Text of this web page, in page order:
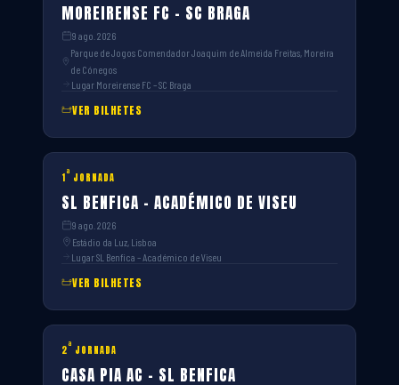
MOREIRENSE FC – SC BRAGA
9 ago. 2026
Parque de Jogos Comendador Joaquim de Almeida Freitas, Moreira
de Cónegos
Lugar Moreirense FC – SC Braga
VER BILHETES
1ª JORNADA
SL BENFICA – ACADÉMICO DE VISEU
9 ago. 2026
Estádio da Luz, Lisboa
Lugar SL Benfica – Académico de Viseu
VER BILHETES
2ª JORNADA
CASA PIA AC – SL BENFICA